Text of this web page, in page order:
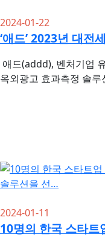
2024-01-22
애드(addd), 벤처기업
옥외광고 효과측정 솔루
2024-01-11